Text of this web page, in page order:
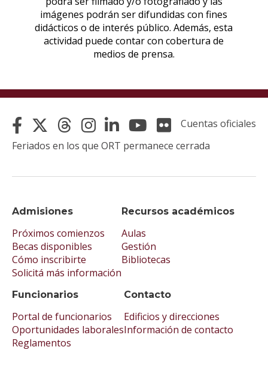
Admisiones
Próximos comienzos
Becas disponibles
Cómo inscribirte
Solicitá más información
Recursos académicos
Aulas
Gestión
Bibliotecas
Funcionarios
Portal de funcionarios
Oportunidades laborales
Reglamentos
Contacto
Edificios y direcciones
Información de contacto
Cuentas oficiales
Feriados en los que ORT permanece cerrada